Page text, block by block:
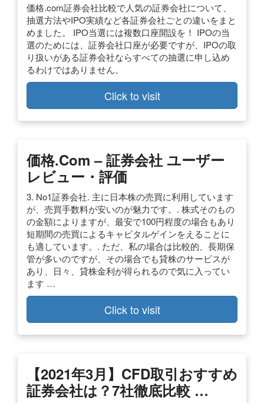
価格.com証券会社比較で人気の証券会社について、
抽選方法やIPO実績など各証券会社ごとの違いをまと
めました。 IPO当選には複数口座開設を！ IPOの当
選のためには、証券会社口座が必要ですが、IPOの取
り扱いがある証券会社ならすべての抽選に申し込め
るわけではありません。
Click to visit
価格.com – 証券会社 ユーザー
レビュー・評価
3. No1証券会社. 主に日本株の売買に利用しています
が、売買手数料が安いのが魅力です。. 株式そのもの
の金額によりますが、最安で100円程度の場合もあり
短期間の売買によるキャピタルゲインをえることに
も適しています。. ただ、私の場合は比較的、長期保
管が多いのですが、その場合でも貸株のサービスが
あり、日々、貸株金利が得られるので気に入ってい
ます …
Click to visit
【2021年3月】CFD取引おすすめ
証券会社は？7社徹底比較 …